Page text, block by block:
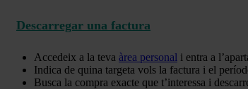
Descarregar una factura
Accedeix a la teva àrea personal i entra a
Indica de quina targeta vols la factura i el
Busca la compra exacte que t’interessa i